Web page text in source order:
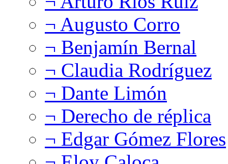
¬ Augusto Corro
¬ Benjamín Bernal
¬ Claudia Rodríguez
¬ Dante Limón
¬ Derecho de réplica
¬ Edgar Gómez Flores